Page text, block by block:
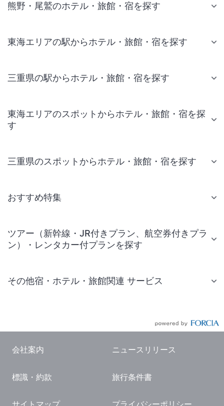
熊野・尾鷲のホテル・旅館・宿を探す
東海エリアの駅からホテル・旅館・宿を探す
三重県の駅からホテル・旅館・宿を探す
東海エリアのスポットからホテル・旅館・宿を探
す
三重県のスポットからホテル・旅館・宿を探す
おすすめ特集
ツアー（新幹線・JR付きプラン、航空券付きプラ
ン）・レンタカー付プランを探す
その他宿・ホテル・旅館関連 サービス
国内観光ガイド
旅行・観光情報
会社案内 ニュースリリース
標識・約款 旅行条件書